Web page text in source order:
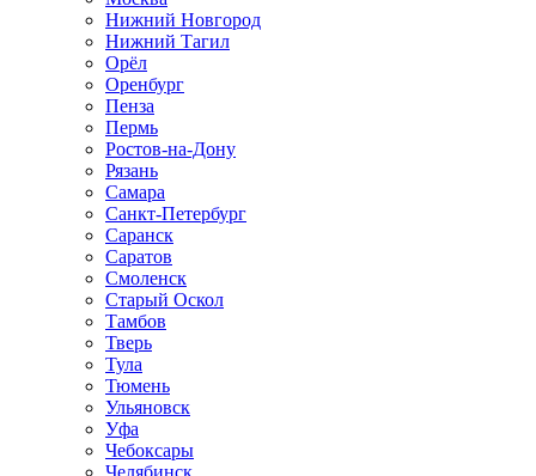
Нижний Новгород
Нижний Тагил
Орёл
Оренбург
Пенза
Пермь
Ростов‑на‑Дону
Рязань
Самара
Санкт‑Петербург
Саранск
Саратов
Смоленск
Старый Оскол
Тамбов
Тверь
Тула
Тюмень
Ульяновск
Уфа
Чебоксары
Челябинск